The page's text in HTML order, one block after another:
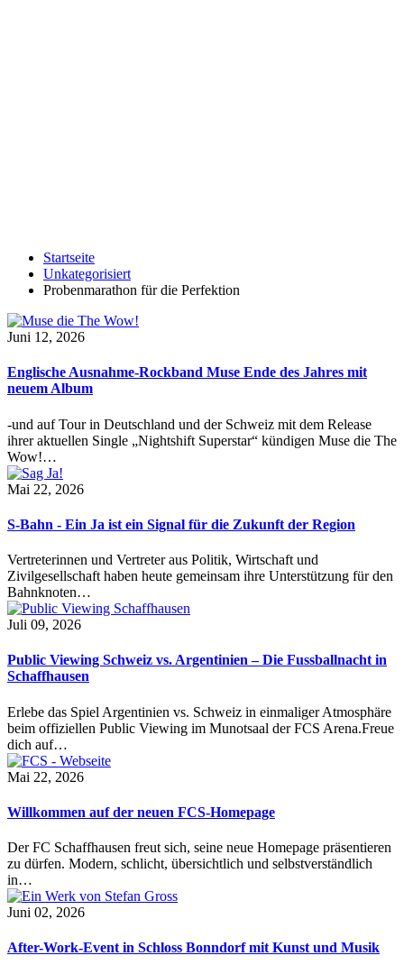
Startseite
Unkategorisiert
Probenmarathon für die Perfektion
Juni 12, 2026
Englische Ausnahme-Rockband Muse Ende des Jahres mit
neuem Album
-und auf Tour in Deutschland und der Schweiz mit dem Release
ihrer aktuellen Single „Nightshift Superstar“ kündigen Muse die The
Wow!…
Mai 22, 2026
S-Bahn - Ein Ja ist ein Signal für die Zukunft der Region
Vertreterinnen und Vertreter aus Politik, Wirtschaft und
Zivilgesellschaft haben heute gemeinsam ihre Unterstützung für den
Bahnknoten…
Juli 09, 2026
Public Viewing Schweiz vs. Argentinien – Die Fussballnacht in
Schaffhausen
Erlebe das Spiel Argentinien vs. Schweiz in einmaliger Atmosphäre
beim offiziellen Public Viewing im Munotsaal der FCS Arena.Freue
dich auf…
Mai 22, 2026
Willkommen auf der neuen FCS-Homepage
Der FC Schaffhausen freut sich, seine neue Homepage präsentieren
zu dürfen. Modern, schlicht, übersichtlich und selbstverständlich
in…
Juni 02, 2026
After-Work-Event in Schloss Bonndorf mit Kunst und Musik